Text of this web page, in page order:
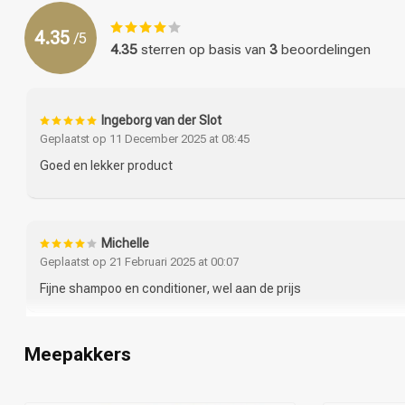
Stap 8: Breng de conditioner aan op je natte haar, beginnend
Stap 9: Laat de conditioner enkele minuten intrekken.
Stap 10: Spoel de conditioner grondig uit met warm water en
Hyaluronate, Malva Sylvestris Flower Extract / Mallow Flower
Ingrediënten Kérastase CombiDeal - Blond Absolu - Cicaflash
Aqua / Water / Eau, Cetearyl Alcohol, Amodimethicone,
Glycol, Trideceth-10, Limonene, Cetrimonium Chloride, Citric
Acetic Acid, Ci 60730 / Ext. Violet 2, Leontopodium Alpinum
4.35 /5
4.35 sterren op basis van 3 beoordelingen
Ingeborg van der Slot
Geplaatst op 11 December 2025 at 08:45
Goed en lekker product
Michelle
Geplaatst op 21 Februari 2025 at 00:07
Fijne shampoo en conditioner, wel aan de prijs
Meepakkers